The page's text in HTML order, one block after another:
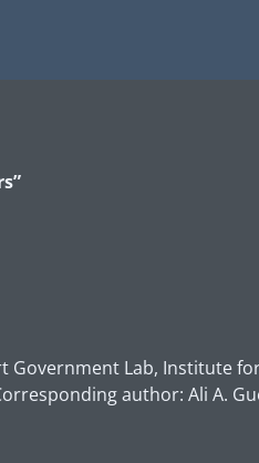
”
Government Lab, Institute
author: Ali A.